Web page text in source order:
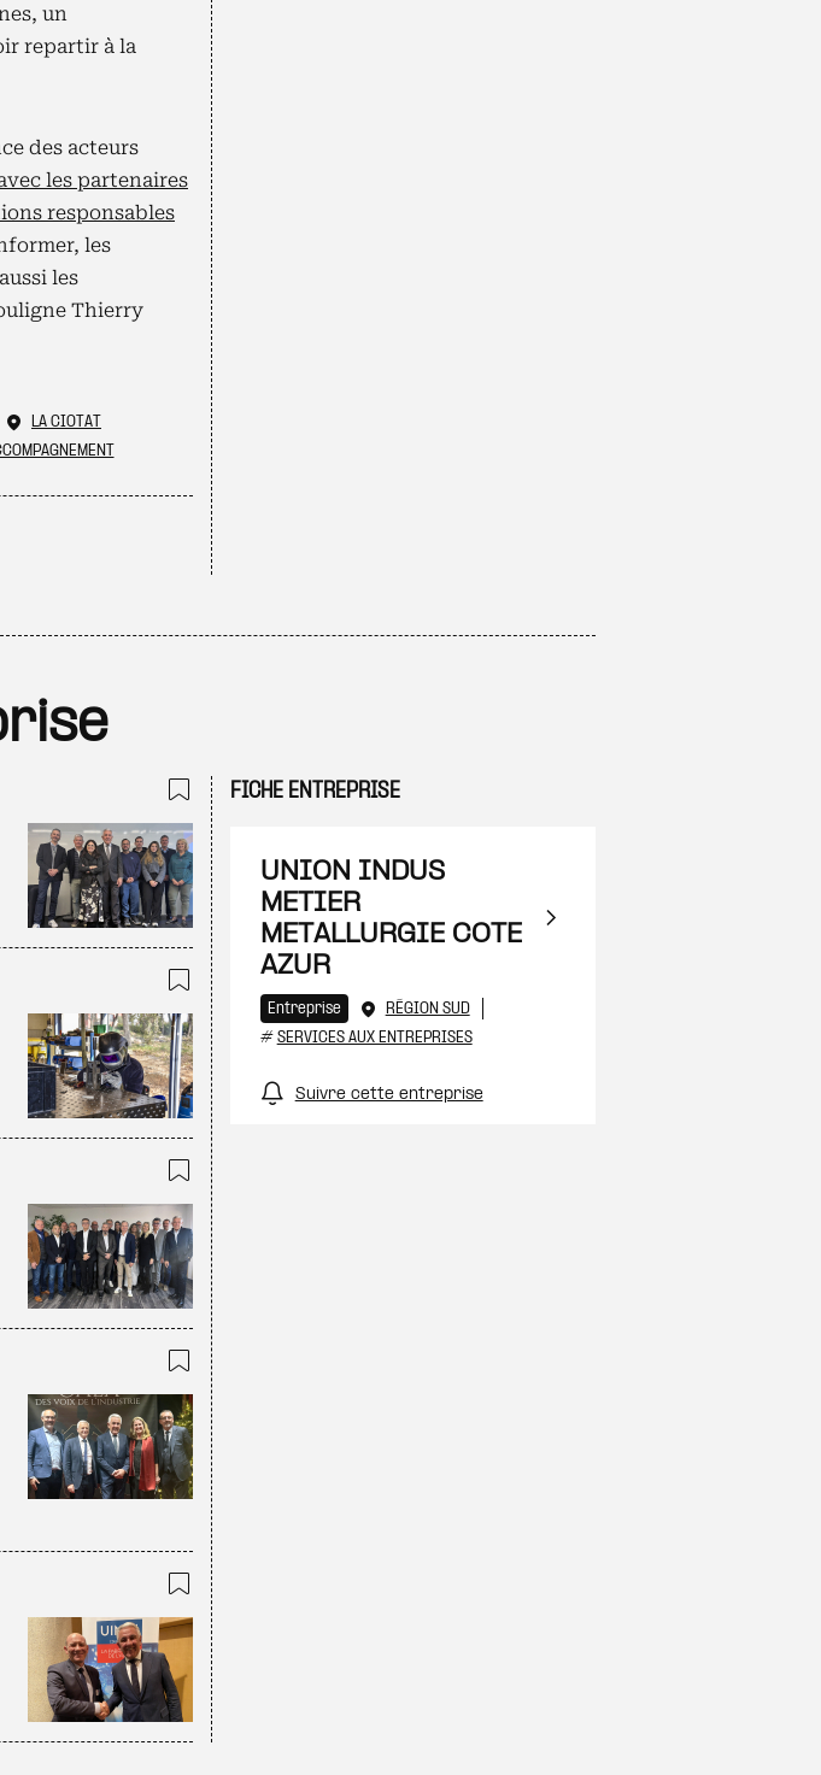
un
repartir à la
des acteurs
les partenaires
responsables
les
les
Thierry
LA CIOTAT
Ajouter à ma sélection
Ajouter à ma sélection
Ajouter à ma sélection
Ajouter à ma sélection
Ajouter à ma sélection
FICHE ENTREPRISE
UNION INDUS
METIER
METALLURGIE COTE
AZUR
Entreprise
RÉGION SUD
# SERVICES AUX ENTREPRISES
Suivre cette entreprise